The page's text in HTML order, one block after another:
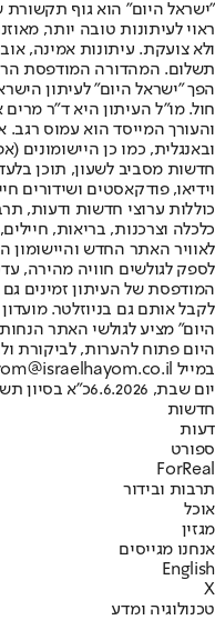
"ישראל היום" הוא גוף תקשורת
ראוי לעיתונות טובה יותר,
ולא צועקת. עיתונות אמינה,
הפך "ישראל היום" לעיתון
חול. מו"ל העיתון היא ד"ר
והעורך המייסד הוא עמוס
חדשות מסביב לשעון, תוכן
וידיאו, פודקאסטים ושידורים
כוללות ערוצי חדשות ודעות,
לאוויר האתר החדש
לספק לגולשים חוויה מהירה,
המודפסת של העיתון זמינים
לקבל אותם גם בניוזלטר.
היום" מציע לגולשי האתר
היום פתוח להערות, לביקורת
במייל hayom@israelhayom.co.il.
יום שבת, 6.6.2026
כ"א בסיון
חדשות
דעות
ספורט
ForReal
תרבות ובידור
אוכל
מגזין
אנחנו מגייסים
English
X
טכנולוגיה ומדע